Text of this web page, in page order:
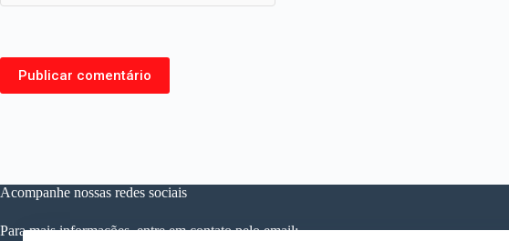
Publicar comentário
Acompanhe nossas redes sociais
Para mais informações, entre em contato pelo email: